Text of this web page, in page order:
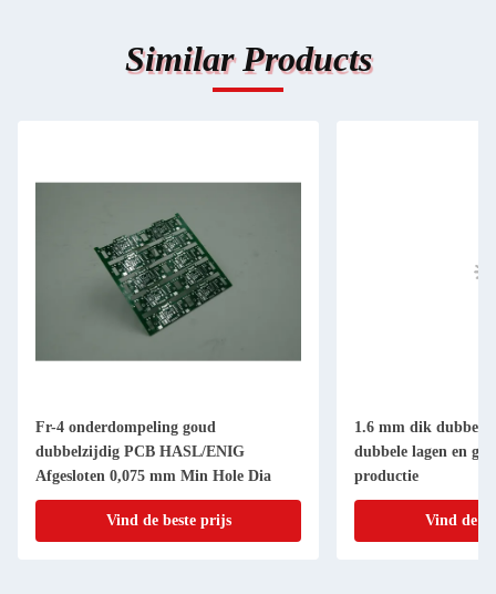
Similar Products
Fr-4 onderdompeling goud
dubbelzijdig PCB HASL/ENIG
Afgesloten 0,075 mm Min Hole Dia
Vind de beste prijs
1.6 mm dik
dubbele lagen en
productie
Vind de